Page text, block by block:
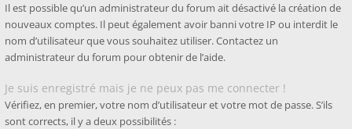
Il est possible qu’un administrateur du forum ait désactivé la création de
nouveaux comptes. Il peut également avoir banni votre IP ou interdit le
nom d’utilisateur que vous souhaitez utiliser. Contactez un
administrateur du forum pour obtenir de l’aide.
Je suis enregistré mais je ne peux pas me connecter !
Vérifiez, en premier, votre nom d’utilisateur et votre mot de passe. S’ils
sont corrects, il y a deux possibilités :